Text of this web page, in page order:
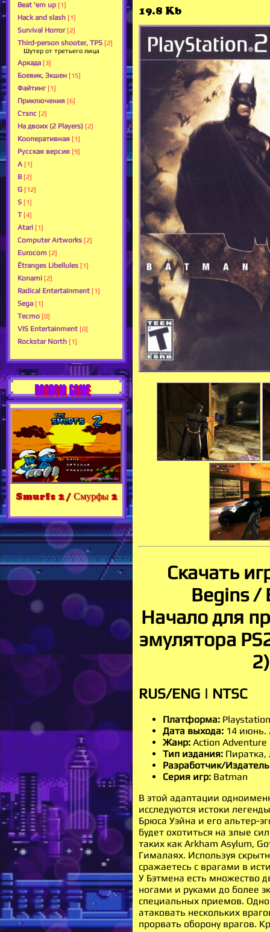
Beat 'em up [1]
Hack and slash [1]
Survival Horror [2]
Third-person shooter, TPS [2]
Шутер от третьего лица
Аркада [3]
Боевик, Экшен [15]
Файтинг [1]
Приключения [6]
Стэлс [2]
На двоих (2 Players) [2]
Кооперативная [1]
Русская версия [9]
A [1]
B [2]
G [12]
S [1]
T [4]
Atari [1]
Computer Artworks [2]
Eurocom [2]
Étranges Libellules [1]
Konami [2]
Radical Entertainment [1]
Sega [1]
Tecmo [0]
VIS Entertainment [0]
Rockstar North [1]
RANDOM GAME
Smurfs 2 / Смурфы 2
19.8 Kb
Скачать
Begins /
Начало для
эмулятора
2)
RUS/ENG | NTSC
Платформа:
Дата выхода: 14 июнь.
Жанр: Action Adventure
Тип издания: Пиратка,
Разработчик/
Серия игр: Batman
В этой адаптации
исследуются истоки
Брюса Уэйна и его альтер-
будет охотиться на злые
таких как Arkham Asylum,
Гималаях. Используя
сражаетесь с врагами в
У Бэтмена есть множество
ногами и руками до более
специальных приемов.
атаковать нескольких
прорвать оборону врагов.